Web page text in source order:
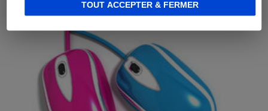
TOUT ACCEPTER & FERMER